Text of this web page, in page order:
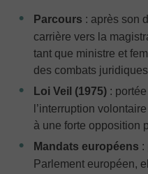
Parcours : après son
carrière vers la
tant que ministre et
des combats
Loi Veil (1975) :
l’interruption
à une forte opposition
Mandats européens :
Parlement européen,